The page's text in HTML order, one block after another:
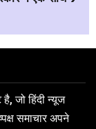
जो हिंदी न्यूज
समाचार अपने